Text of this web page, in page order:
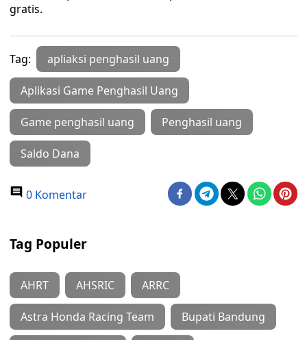
gratis.
Tag: apliaksi penghasil uang
Aplikasi Game Penghasil Uang
Game penghasil uang Penghasil uang
Saldo Dana
0 Komentar
Tag Populer
AHRT AHSRIC ARRC
Astra Honda Racing Team Bupati Bandung